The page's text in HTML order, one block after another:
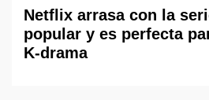
Netflix arrasa con la
popular y es perfecta
K-drama